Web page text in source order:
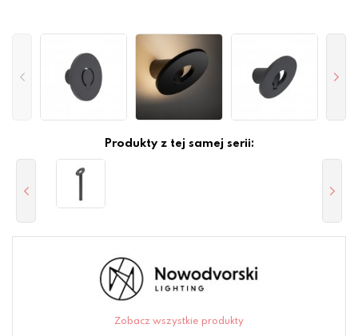
Produkty z tej samej serii:
Zobacz wszystkie produkty